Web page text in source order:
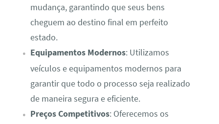
mudança, garantindo que seus bens
cheguem ao destino final em perfeito
estado.
Equipamentos Modernos: Utilizamos
veículos e equipamentos modernos para
garantir que todo o processo seja realizado
de maneira segura e eficiente.
Preços Competitivos: Oferecemos os